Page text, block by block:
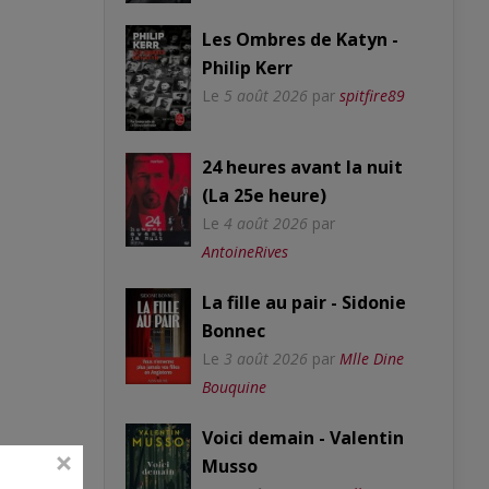
Les Ombres de Katyn -
Philip Kerr
Le 5 août 2026 par spitfire89
24 heures avant la nuit
(La 25e heure)
Le 4 août 2026 par
AntoineRives
La fille au pair - Sidonie
Bonnec
Le 3 août 2026 par Mlle Dine
Bouquine
Voici demain - Valentin
Musso